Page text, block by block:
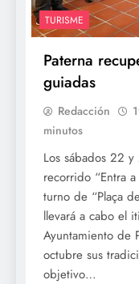
TURISME
Paterna
guiadas
Redacción
minutos
Los sábados 22
recorrido “Entra
turno de “Plaça
llevará a cabo el
Ayuntamiento de
octubre sus
objetivo…